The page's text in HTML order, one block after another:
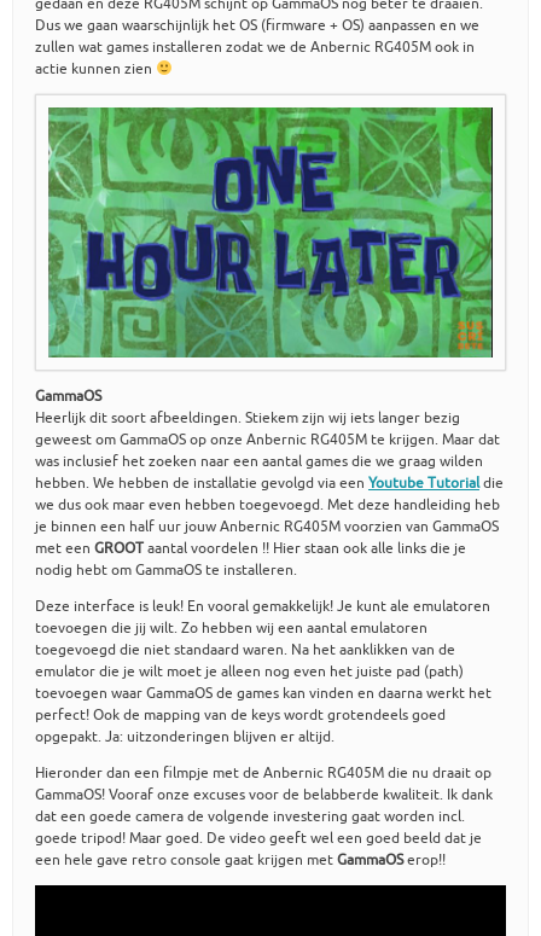
Dus we gaan waarschijnlijk het OS (firmware + OS) aanpassen en we
zullen wat games installeren zodat we de Anbernic RG405M ook in
actie kunnen zien
GammaOS
Heerlijk dit soort afbeeldingen. Stiekem zijn wij iets langer bezig
geweest om GammaOS op onze Anbernic RG405M te krijgen. Maar dat
was inclusief het zoeken naar een aantal games die we graag wilden
hebben. We hebben de installatie gevolgd via een Youtube Tutorialdie
we dus ook maar even hebben toegevoegd. Met deze handleiding heb
je binnen een half uur jouw Anbernic RG405M voorzien van GammaOS
met een GROOTaantal voordelen !! Hier staan ook alle links die je
nodig hebt om GammaOS te installeren.
Deze interface is leuk! En vooral gemakkelijk! Je kunt ale emulatoren
toevoegen die jij wilt. Zo hebben wij een aantal emulatoren
toegevoegd die niet standaard waren. Na het aanklikken van de
emulator die je wilt moet je alleen nog even het juiste pad (path)
toevoegen waar GammaOS de games kan vinden en daarna werkt het
perfect! Ook de mapping van de keys wordt grotendeels goed
opgepakt. Ja: uitzonderingen blijven er altijd.
Hieronder dan een filmpje met de Anbernic RG405M die nu draait op
GammaOS! Vooraf onze excuses voor de belabberde kwaliteit. Ik dank
dat een goede camera de volgende investering gaat worden incl.
goede tripod! Maar goed. De video geeft wel een goed beeld dat je
een hele gave retro console gaat krijgen metGammaOSerop!!